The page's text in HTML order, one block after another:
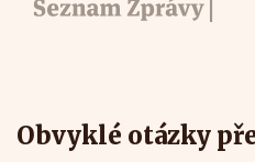
Obvyklé otázky